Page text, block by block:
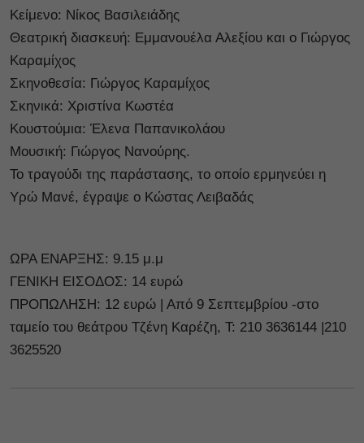
Κείμενο: Νίκος Βασιλειάδης
Θεατρική διασκευή: Εμμανουέλα Αλεξίου και ο Γιώργος
Καραμίχος
Σκηνοθεσία: Γιώργος Καραμίχος
Σκηνικά: Χριστίνα Κωστέα
Κουστούμια: Έλενα Παπανικολάου
Μουσική: Γιώργος Νανούρης.
Το τραγούδι της παράστασης, το οποίο ερμηνεύει η
Υρώ Μανέ, έγραψε ο Κώστας Λειβαδάς
ΩΡΑ ΕΝΑΡΞΗΣ: 9.15 μ.μ
ΓΕΝΙΚΗ ΕΙΣΟΔΟΣ: 14 ευρώ
ΠΡΟΠΩΛΗΣΗ: 12 ευρώ | Από 9 Σεπτεμβρίου -στο
ταμείο του θεάτρου Τζένη Καρέζη, Τ: 210 3636144 |210
3625520